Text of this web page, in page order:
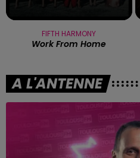
FIFTH HARMONY
Work From Home
A L'ANTENNE